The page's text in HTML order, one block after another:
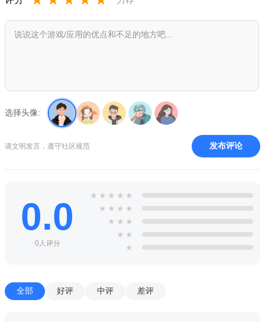
选择头像:
请文明发言，遵守社区规范 发布评论
0.0
0人评分
★ ★ ★ ★ ★
★ ★ ★ ★
★ ★ ★
★ ★
★
全部 好评 中评 差评